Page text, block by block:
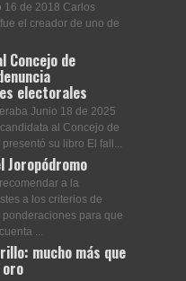
16 de 2018 Carlos
el creador de uno de
Concejo de
electorales
Junio 18 de 2025
al Concejo de
su libro El fall...
Joropódromo
a la
a los criterios de
para que
...
mucho más que